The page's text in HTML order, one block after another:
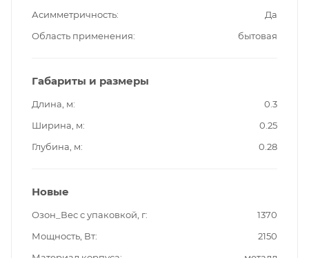
Асимметричность
Да
Область применения
бытовая
Габариты и размеры
Длина, м
0.3
Ширина, м
0.25
Глубина, м
0.28
Новые
Озон_Вес с упаковкой, г
1370
Мощность, Вт
2150